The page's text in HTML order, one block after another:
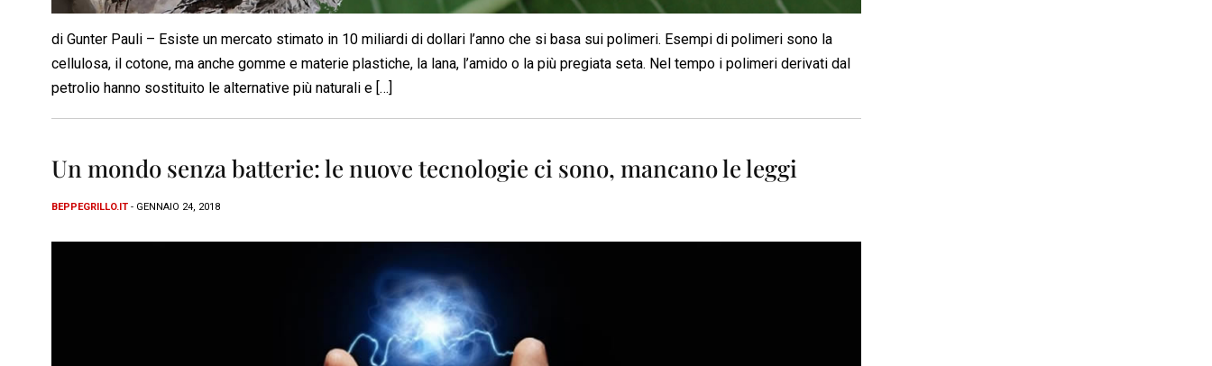
di Gunter Pauli – Esiste un mercato stimato in 10 miliardi di dollari l’anno che si basa sui polimeri. Esempi di polimeri sono la
cellulosa, il cotone, ma anche gomme e materie plastiche, la lana, l’amido o la più pregiata seta. Nel tempo i polimeri derivati dal
petrolio hanno sostituito le alternative più naturali e […]
Un mondo senza batterie: le nuove tecnologie ci sono, mancano le leggi
BEPPEGRILLO.IT - GENNAIO 24, 2018